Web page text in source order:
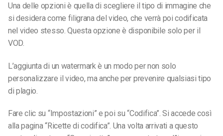
Una delle opzioni è quella di scegliere il tipo di immagine che
si desidera come filigrana del video, che verrà poi codificata
nel video stesso. Questa opzione è disponibile solo per il
VOD.
L’aggiunta di un watermark è un modo per non solo
personalizzare il video, ma anche per prevenire qualsiasi tipo
di plagio.
Fare clic su “Impostazioni” e poi su “Codifica”. Si accede così
alla pagina “Ricette di codifica”. Una volta arrivati a questo